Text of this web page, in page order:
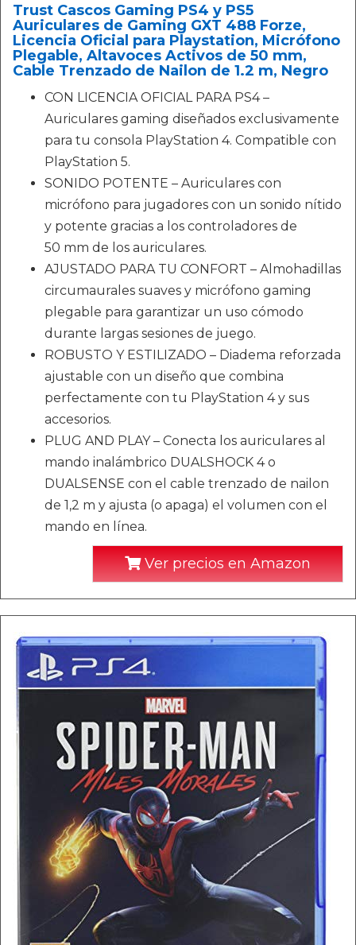
Trust Cascos Gaming PS4 y PS5
Auriculares de Gaming GXT 488 Forze,
Licencia Oficial para Playstation, Micrófono
Plegable, Altavoces Activos de 50 mm,
Cable Trenzado de Nailon de 1.2 m, Negro
CON LICENCIA OFICIAL PARA PS4 –
Auriculares gaming diseñados exclusivamente
para tu consola PlayStation 4. Compatible con
PlayStation 5.
SONIDO POTENTE – Auriculares con
micrófono para jugadores con un sonido nítido
y potente gracias a los controladores de
50 mm de los auriculares.
AJUSTADO PARA TU CONFORT – Almohadillas
circumaurales suaves y micrófono gaming
plegable para garantizar un uso cómodo
durante largas sesiones de juego.
ROBUSTO Y ESTILIZADO – Diadema reforzada
ajustable con un diseño que combina
perfectamente con tu PlayStation 4 y sus
accesorios.
PLUG AND PLAY – Conecta los auriculares al
mando inalámbrico DUALSHOCK 4 o
DUALSENSE con el cable trenzado de nailon
de 1,2 m y ajusta (o apaga) el volumen con el
mando en línea.
Ver precios en Amazon